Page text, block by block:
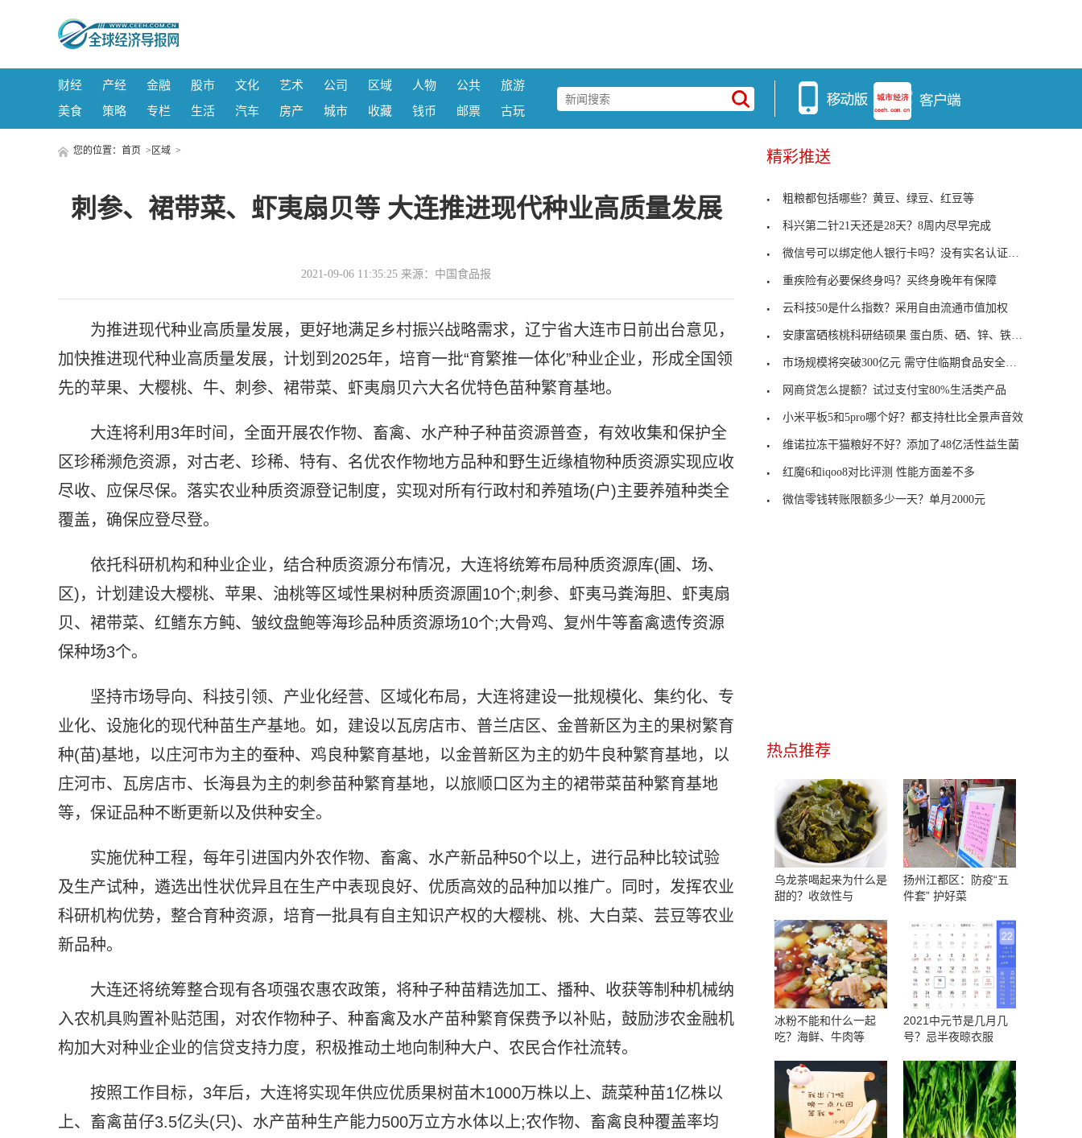
财经 产经 金融 股市 文化 艺术 公司 区域 人物 公共
旅游
美食
策略 专栏 生活 汽车 房产 城市 收藏 钱币 邮票 古玩
您的位置： 首页 > 区域 >
刺参、裙带菜、虾夷扇贝等 大连推进现代种业高质量发展
2021-09-06 11:35:25 来源：中国食品报
为推进现代种业高质量发展，更好地满足乡村振兴战略需求，辽宁省大连市日前出台意见，
加快推进现代种业高质量发展，计划到2025年，培育一批“育繁推一体化”种业企业，形成全国领
先的苹果、大樱桃、牛、刺参、裙带菜、虾夷扇贝六大名优特色苗种繁育基地。
大连将利用3年时间，全面开展农作物、畜禽、水产种子种苗资源普查，有效收集和保护全
区珍稀濒危资源，对古老、珍稀、特有、名优农作物地方品种和野生近缘植物种质资源实现应收
尽收、应保尽保。落实农业种质资源登记制度，实现对所有行政村和养殖场(户)主要养殖种类全
覆盖，确保应登尽登。
依托科研机构和种业企业，结合种质资源分布情况，大连将统筹布局种质资源库(圃、场、
区)，计划建设大樱桃、苹果、油桃等区域性果树种质资源圃10个;刺参、虾夷马粪海胆、虾夷扇
贝、裙带菜、红鳍东方鲀、皱纹盘鲍等海珍品种质资源场10个;大骨鸡、复州牛等畜禽遗传资源
保种场3个。
坚持市场导向、科技引领、产业化经营、区域化布局，大连将建设一批规模化、集约化、专
业化、设施化的现代种苗生产基地。如，建设以瓦房店市、普兰店区、金普新区为主的果树繁育
种(苗)基地，以庄河市为主的蚕种、鸡良种繁育基地，以金普新区为主的奶牛良种繁育基地，以
庄河市、瓦房店市、长海县为主的刺参苗种繁育基地，以旅顺口区为主的裙带菜苗种繁育基地
等，保证品种不断更新以及供种安全。
实施优种工程，每年引进国内外农作物、畜禽、水产新品种50个以上，进行品种比较试验
及生产试种，遴选出性状优异且在生产中表现良好、优质高效的品种加以推广。同时，发挥农业
科研机构优势，整合育种资源，培育一批具有自主知识产权的大樱桃、桃、大白菜、芸豆等农业
新品种。
大连还将统筹整合现有各项强农惠农政策，将种子种苗精选加工、播种、收获等制种机械纳
入农机具购置补贴范围，对农作物种子、种畜禽及水产苗种繁育保费予以补贴，鼓励涉农金融机
构加大对种业企业的信贷支持力度，积极推动土地向制种大户、农民合作社流转。
按照工作目标，3年后，大连将实现年供应优质果树苗木1000万株以上、蔬菜种苗1亿株以
上、畜禽苗仔3.5亿头(只)、水产苗种生产能力500万立方水体以上;农作物、畜禽良种覆盖率均
精彩推送
粗粮都包括哪些？黄豆、绿豆、红豆等
科兴第二针21天还是28天？8周内尽早完成
微信号可以绑定他人银行卡吗？没有实名认证的可以
重疾险有必要保终身吗？买终身晚年有保障
云科技50是什么指数？采用自由流通市值加权
安康富硒核桃科研结硕果 蛋白质、硒、锌、铁含量相
市场规模将突破300亿元 需守住临期食品安全底线
网商贷怎么提额？试过支付宝80%生活类产品
小米平板5和5pro哪个好？都支持杜比全景声音效
维诺拉冻干猫粮好不好？添加了48亿活性益生菌
红魔6和iqoo8对比评测 性能方面差不多
微信零钱转账限额多少一天？单月2000元
热点推荐
乌龙茶喝起来为什么是
甜的？收敛性与
扬州江都区：防疫“五
件套” 护好菜
冰粉不能和什么一起
吃？海鲜、牛肉等
2021中元节是几月几
号？忌半夜晾衣服